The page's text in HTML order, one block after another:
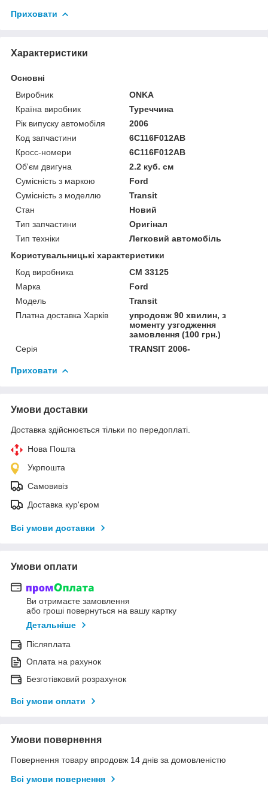
Приховати
Характеристики
Основні
Виробник
ONKA
Країна виробник
Туреччина
Рік випуску автомобіля
2006
Код запчастини
6C116F012AB
Кросс-номери
6C116F012AB
Об'єм двигуна
2.2 куб. см
Сумісність з маркою
Ford
Сумісність з моделлю
Transit
Стан
Новий
Тип запчастини
Оригінал
Тип техніки
Легковий автомобіль
Користувальницькі характеристики
Код виробника
CM 33125
Марка
Ford
Мoдель
Transit
Платна доставка Харків
упродовж 90 хвилин, з
моменту узгодження
замовлення (100 грн.)
Серія
TRANSIT 2006-
Приховати
Умови доставки
Доставка здійснюється тільки по передоплаті.
Нова Пошта
Укрпошта
Самовивіз
Доставка кур'єром
Всі умови доставки
Умови оплати
Ви отримаєте замовлення
або гроші повернуться на вашу картку
Детальніше
Післяплата
Оплата на рахунок
Безготівковий розрахунок
Всі умови оплати
Умови повернення
Повернення товару впродовж 14 днів за домовленістю
Всі умови повернення